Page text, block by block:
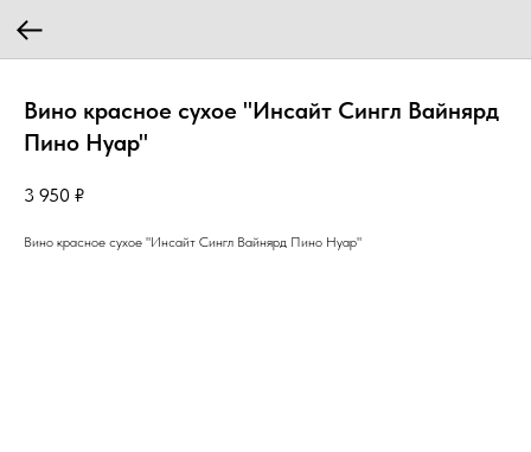
Вино красное сухое "Инсайт Сингл Вайнярд
Пино Нуар"
3 950 ₽
Вино красное сухое "Инсайт Сингл Вайнярд Пино Нуар"